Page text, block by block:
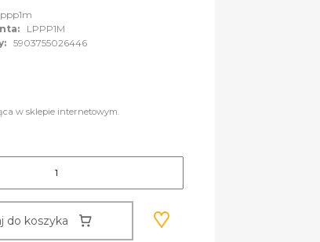
LPPP1M
5903755026446
w sklepie internetowym.
do koszyka